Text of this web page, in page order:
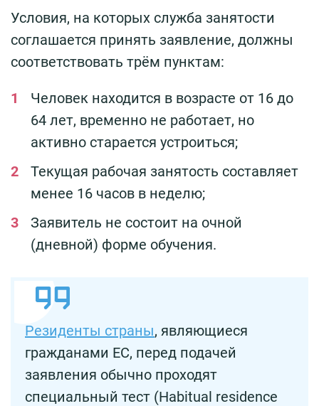
Условия, на которых служба занятости
соглашается принять заявление, должны
соответствовать трём пунктам:
Человек находится в возрасте от 16 до
64 лет, временно не работает, но
активно старается устроиться;
Текущая рабочая занятость составляет
менее 16 часов в неделю;
Заявитель не состоит на очной
(дневной) форме обучения.
Резиденты страны, являющиеся
гражданами ЕС, перед подачей
заявления обычно проходят
специальный тест (Habitual residence